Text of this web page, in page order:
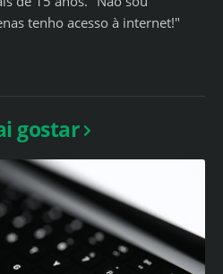
tenho acesso à internet!"
gostar